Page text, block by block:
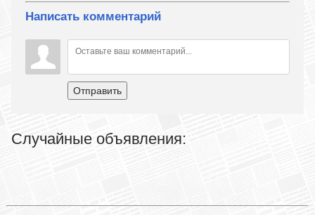
Написать комментарий
Отправить
Случайные объявления: